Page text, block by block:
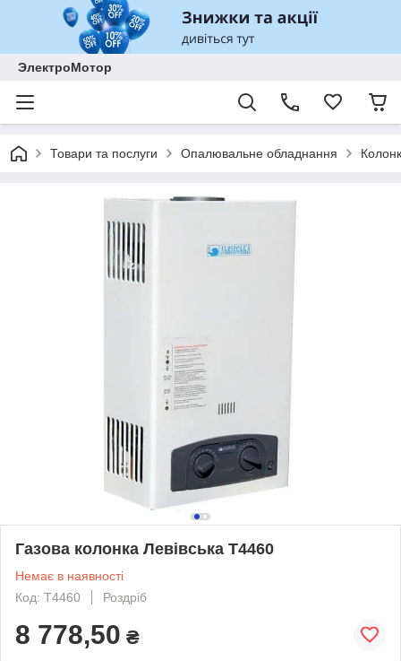
ЭлектроМотор
Товари та послуги Опалювальне обладнання
Газова колонка Левівська Т4460
Немає в наявності
Код: Т4460
Роздріб
8 778,50 ₴